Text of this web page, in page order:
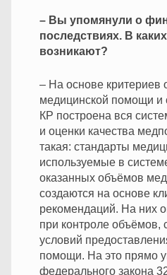
– Вы упомянули о
последствиях. В
возникают?
– На основе критериев
медицинской помощи и
КР построена вся
и оценки качества
такая: стандарты
используемые в
оказанных объёмов
создаются на основе
рекомендаций. На них
при контроле объёмов,
условий
помощи. На это прямо
федерального закона